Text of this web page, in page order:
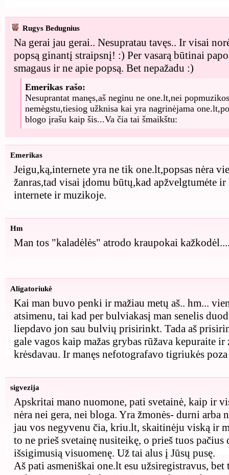
Rugys Bedugnius
Na gerai jau gerai.. Nesupratau tavęs.. Ir visai
popsą ginantį straipsnį! :) Per vasarą būtinai
smagaus ir ne apie popsą. Bet nepažadu :)
Emerikas rašo:
Nesuprantat manęs,aš neginu ne one.lt,nei
nemėgstu,tiesiog užknisa kai yra nagrinėjama
blogo įrašu kaip šis...Va čia tai šmaikštu:
Emerikas
Jeigu,ką,internete yra ne tik one.lt,popsas nėra
žanras,tad visai įdomu būtų,kad apžvelgtumėte
internete ir muzikoje.
Hm
Man tos "kaladėlės" atrodo kraupokai
Aligatoriukė
Kai man buvo penki ir mažiau metų aš.. hm...
atsimenu, tai kad per bulviakasį man senelis
liepdavo jon sau bulvių prisirinkt. Tada aš
gale vagos kaip mažas grybas rūžava kepuraite
krėsdavau. Ir manęs nefotografavo tigriukės
sigvezija
Apskritai mano nuomone, pati svetainė, kaip ir
nėra nei gera, nei bloga. Yra žmonės- durni arba
jau vos negyvenu čia, kriu.lt, skaitinėju viską ir
to ne prieš svetainę nusiteikę, o prieš tuos pačius
išsigimusią visuomenę. Už tai alus į Jūsų pusę.
Aš pati asmeniškai one.lt esu užsiregistravus, bet